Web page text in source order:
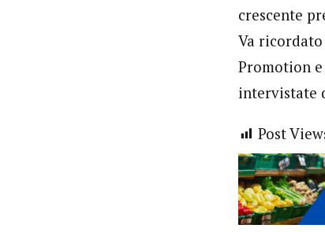
crescente
Va
Promotion
intervistate
Post